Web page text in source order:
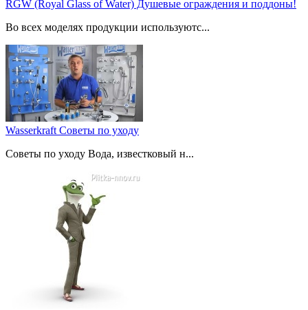
RGW (Royal Glass of Water) Душевые ограждения и поддоны!
Во всех моделях продукции используютс...
Wasserkraft Советы по уходу
Советы по уходу Вода, известковый н...